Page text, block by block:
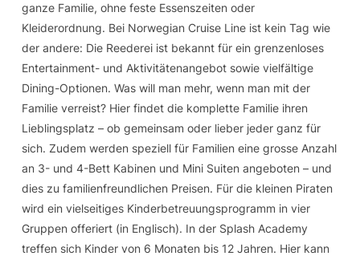
ganze Familie, ohne feste Essenszeiten oder
Kleiderordnung. Bei Norwegian Cruise Line ist kein Tag wie
der andere: Die Reederei ist bekannt für ein grenzenloses
Entertainment- und Aktivitätenangebot sowie vielfältige
Dining-Optionen. Was will man mehr, wenn man mit der
Familie verreist? Hier findet die komplette Familie ihren
Lieblingsplatz – ob gemeinsam oder lieber jeder ganz für
sich. Zudem werden speziell für Familien eine grosse Anzahl
an 3- und 4-Bett Kabinen und Mini Suiten angeboten – und
dies zu familienfreundlichen Preisen. Für die kleinen Piraten
wird ein vielseitiges Kinderbetreuungsprogramm in vier
Gruppen offeriert (in Englisch). In der Splash Academy
treffen sich Kinder von 6 Monaten bis 12 Jahren. Hier kann